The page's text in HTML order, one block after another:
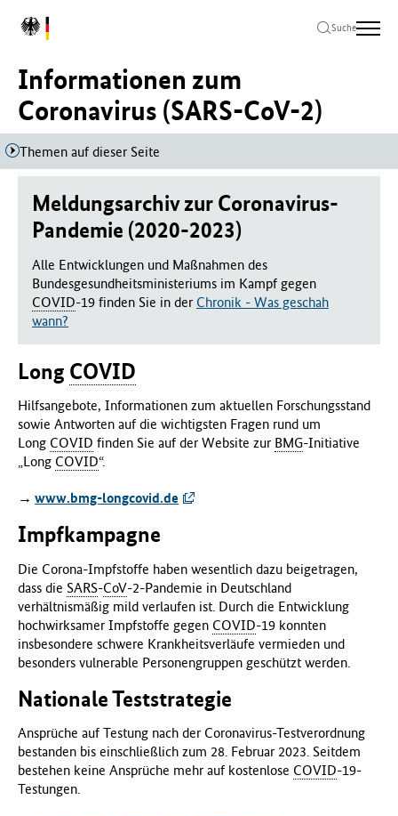
Hauptinhalt
springen
Hauptnavigation
springen
Seitenende
springen
L
B
u
n
d
e
r
i
u
m
ü
G
u
n
d
h
e
i
t
(
M
)
Suche
Informationen zum
Coronavirus (SARS-CoV-2)
Themen auf dieser Seite
Meldungsarchiv zur Coronavirus-
Pandemie (2020-2023)
Alle Entwicklungen und Maßnahmen des
Bundesgesundheitsministeriums im Kampf gegen
COVID-19 finden Sie in der Chronik - Was geschah
wann?
Long COVID
Hilfsangebote, Informationen zum aktuellen Forschungsstand
sowie Antworten auf die wichtigsten Fragen rund um
Long COVID finden Sie auf der Website zur BMG-Initiative
„Long COVID“.
→ www.bmg-longcovid.de
Impfkampagne
Die Corona-Impfstoffe haben wesentlich dazu beigetragen,
dass die SARS-CoV-2-Pandemie in Deutschland
verhältnismäßig mild verlaufen ist. Durch die Entwicklung
hochwirksamer Impfstoffe gegen COVID-19 konnten
insbesondere schwere Krankheitsverläufe vermieden und
besonders vulnerable Personengruppen geschützt werden.
Nationale Teststrategie
Ansprüche auf Testung nach der Coronavirus-Testverordnung
bestanden bis einschließlich zum 28. Februar 2023. Seitdem
bestehen keine Ansprüche mehr auf kostenlose COVID-19-
Testungen.